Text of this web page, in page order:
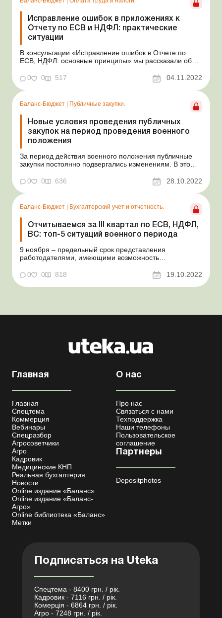
Исправление ошибок в приложениях к
Отчету по ЕСВ и НДФЛ: практические
ситуации
В консультации «Исправление ошибок в Отчете по
ЕСВ, НДФЛ: основные принципы» мы рассказали об
расчете сумм дохода, начисленного (уплаченного) в
пользу налогоплательщиков – физических лиц, и сумм
удержанного из них налога, а также с...
0 0 517 04.11.2022
Баланс-Бюджет | Публичные закупки.
Новые условия проведения публичных
закупок на период проведения военного
положения
За период действия военного положения публичные
закупки постоянно подвергались изменениям. В это
динамично, в краткие сроки и с учетом условий,
диктуемых войной, в частности с обеспечением
защищенности заказчиков от военных угроз на период
действия право...
0 0 636 28.10.2022
Баланс-Бюджет Бухгалтерский учет и отчетность.
Отчитываемся за ІІІ квартал по ЕСВ, НДФЛ,
ВС: топ-5 ситуаций военного периода
9 ноября – предельный срок представления
работодателями, имеющими возможность
Налогового расчета сумм дохода, начисленного
(уплаченного) в пользу налогоплательщиков –
физических лиц, и сумм удержанного с них налога, а
0 0 818 19.10.2022
Главная
Главная
Спецтема
Коммерция
Вебинары
Спецразбор
Агросоветчики
Агро
Кадровик
Медицинские КНП
Реальная бухгалтерия
Новости
Online издание «Баланс»
Online издание «Баланс-
Агро»
Online библиотека «Баланс»
Метки
О нас
Про нас
Связаться с нами
Техподдержка
Наши телефоны
Пользовательское
соглашение
Партнеры
Depositphotos
Подписаться на Uteka
Спецтема - 8400 грн. / рік.
Кадровик - 7116 грн. / рік.
Комерція - 6864 грн. / рік.
Агро - 7248 грн. / рік.